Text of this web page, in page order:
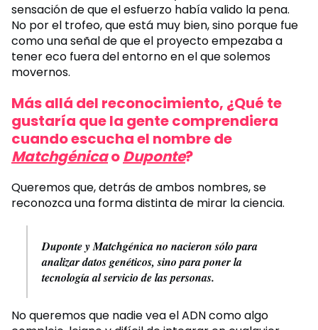
sensación de que el esfuerzo había valido la pena.
No por el trofeo, que está muy bien, sino porque fue
como una señal de que el proyecto empezaba a
tener eco fuera del entorno en el que solemos
movernos.
Más allá del reconocimiento, ¿Qué te
gustaría que la gente comprendiera
cuando escucha el nombre de
MatchgénicaoDuponte?
Queremos que, detrás de ambos nombres, se
reconozca una forma distinta de mirar la ciencia.
Duponte y Matchgénica no nacieron sólo para
analizar datos genéticos, sino para poner la
tecnología al servicio de las personas.
No queremos que nadie vea el ADN como algo